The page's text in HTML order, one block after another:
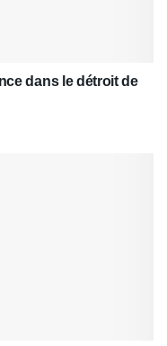
dans le détroit de